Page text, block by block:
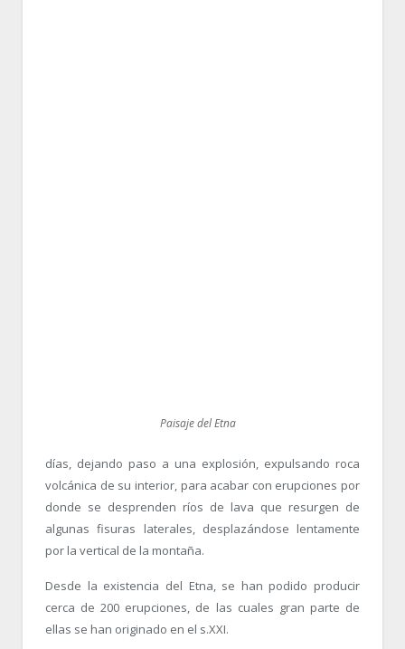
Paisaje del Etna
días, dejando paso a una explosión, expulsando roca
volcánica de su interior, para acabar con erupciones por
donde se desprenden ríos de lava que resurgen de
algunas fisuras laterales, desplazándose lentamente
por la vertical de la montaña.
Desde la existencia del Etna, se han podido producir
cerca de 200 erupciones, de las cuales gran parte de
ellas se han originado en el s.XXI.